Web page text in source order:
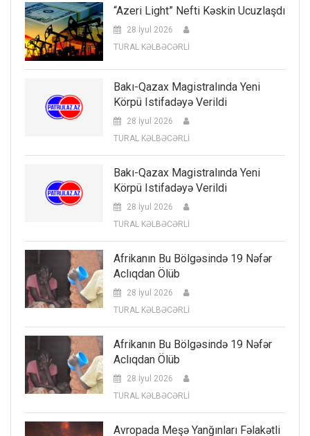
“Azeri Light” Nefti Kəskin Ucuzlaşdı
28 İyul 2026
TURAL KƏLBƏCƏRLİ
Bakı-Qazax Magistralında Yeni
Körpü Istifadəyə Verildi
28 İyul 2026
TURAL KƏLBƏCƏRLİ
Bakı-Qazax Magistralında Yeni
Körpü Istifadəyə Verildi
28 İyul 2026
TURAL KƏLBƏCƏRLİ
Afrikanın Bu Bölgəsində 19 Nəfər
Aclıqdan Ölüb
28 İyul 2026
TURAL KƏLBƏCƏRLİ
Afrikanın Bu Bölgəsində 19 Nəfər
Aclıqdan Ölüb
28 İyul 2026
TURAL KƏLBƏCƏRLİ
Avropada Meşə Yanğınları Fəlakətli